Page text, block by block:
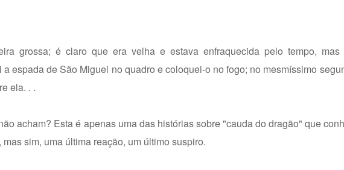
grossa; é claro que era velha e estava enfraquecida pelo tempo,
espada de São Miguel no quadro e coloquei-o no fogo; no mesmíssimo
ela. . .
acham? Esta é apenas uma das histórias sobre "cauda do dragão" que
sim, uma última reação, um último suspiro.